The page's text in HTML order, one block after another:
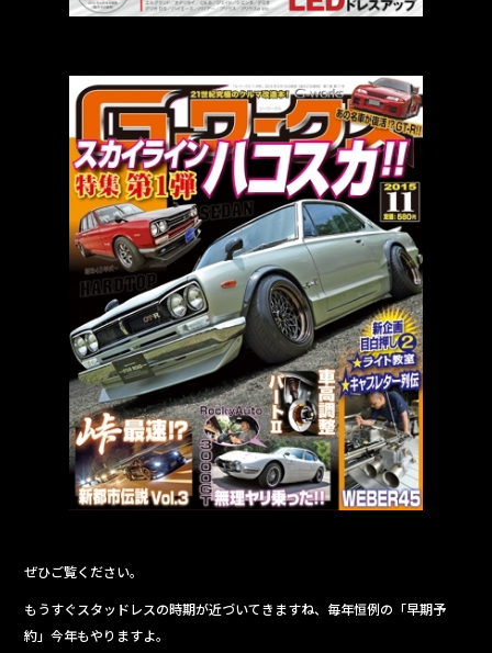
ぜひご覧ください。
もうすぐスタッドレスの時期が近づいてきますね、毎年恒例の「早期予
約」今年もやりますよ。